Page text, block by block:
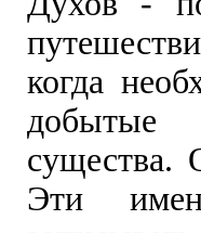
когда
добытые
существа.
Эти